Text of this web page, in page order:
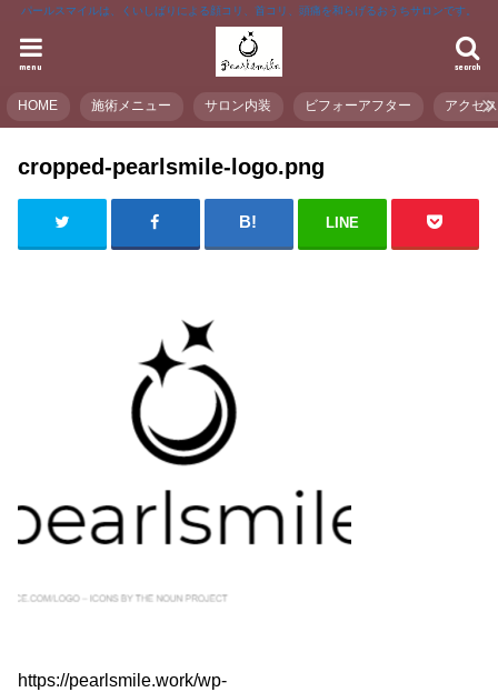
パールスマイルは、くいしばりによる顔コリ、首コリ、頭痛を和らげるおうちサロンです。
search
menu
HOME 施術メニュー サロン内装 ビフォーアフター アクセス
cropped-pearlsmile-logo.png
LINE
https://pearlsmile.work/wp-